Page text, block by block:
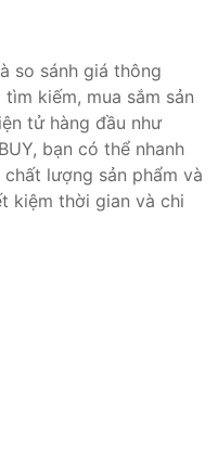
so sánh giá thông
kiếm, mua sắm sản
tử hàng đầu như
bạn có thể nhanh
lượng sản phẩm và
kiệm thời gian và chi